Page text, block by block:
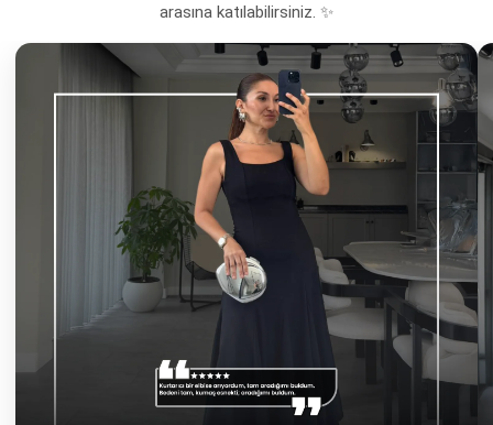
arasına katılabilirsiniz. ✨